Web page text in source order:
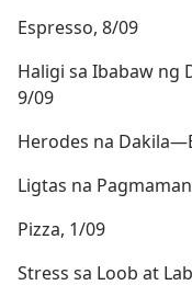
Espresso, 8/09
Haligi sa Ibabaw ng
9/09
Herodes na
Ligtas na
Pizza, 1/09
Stress sa Loob at